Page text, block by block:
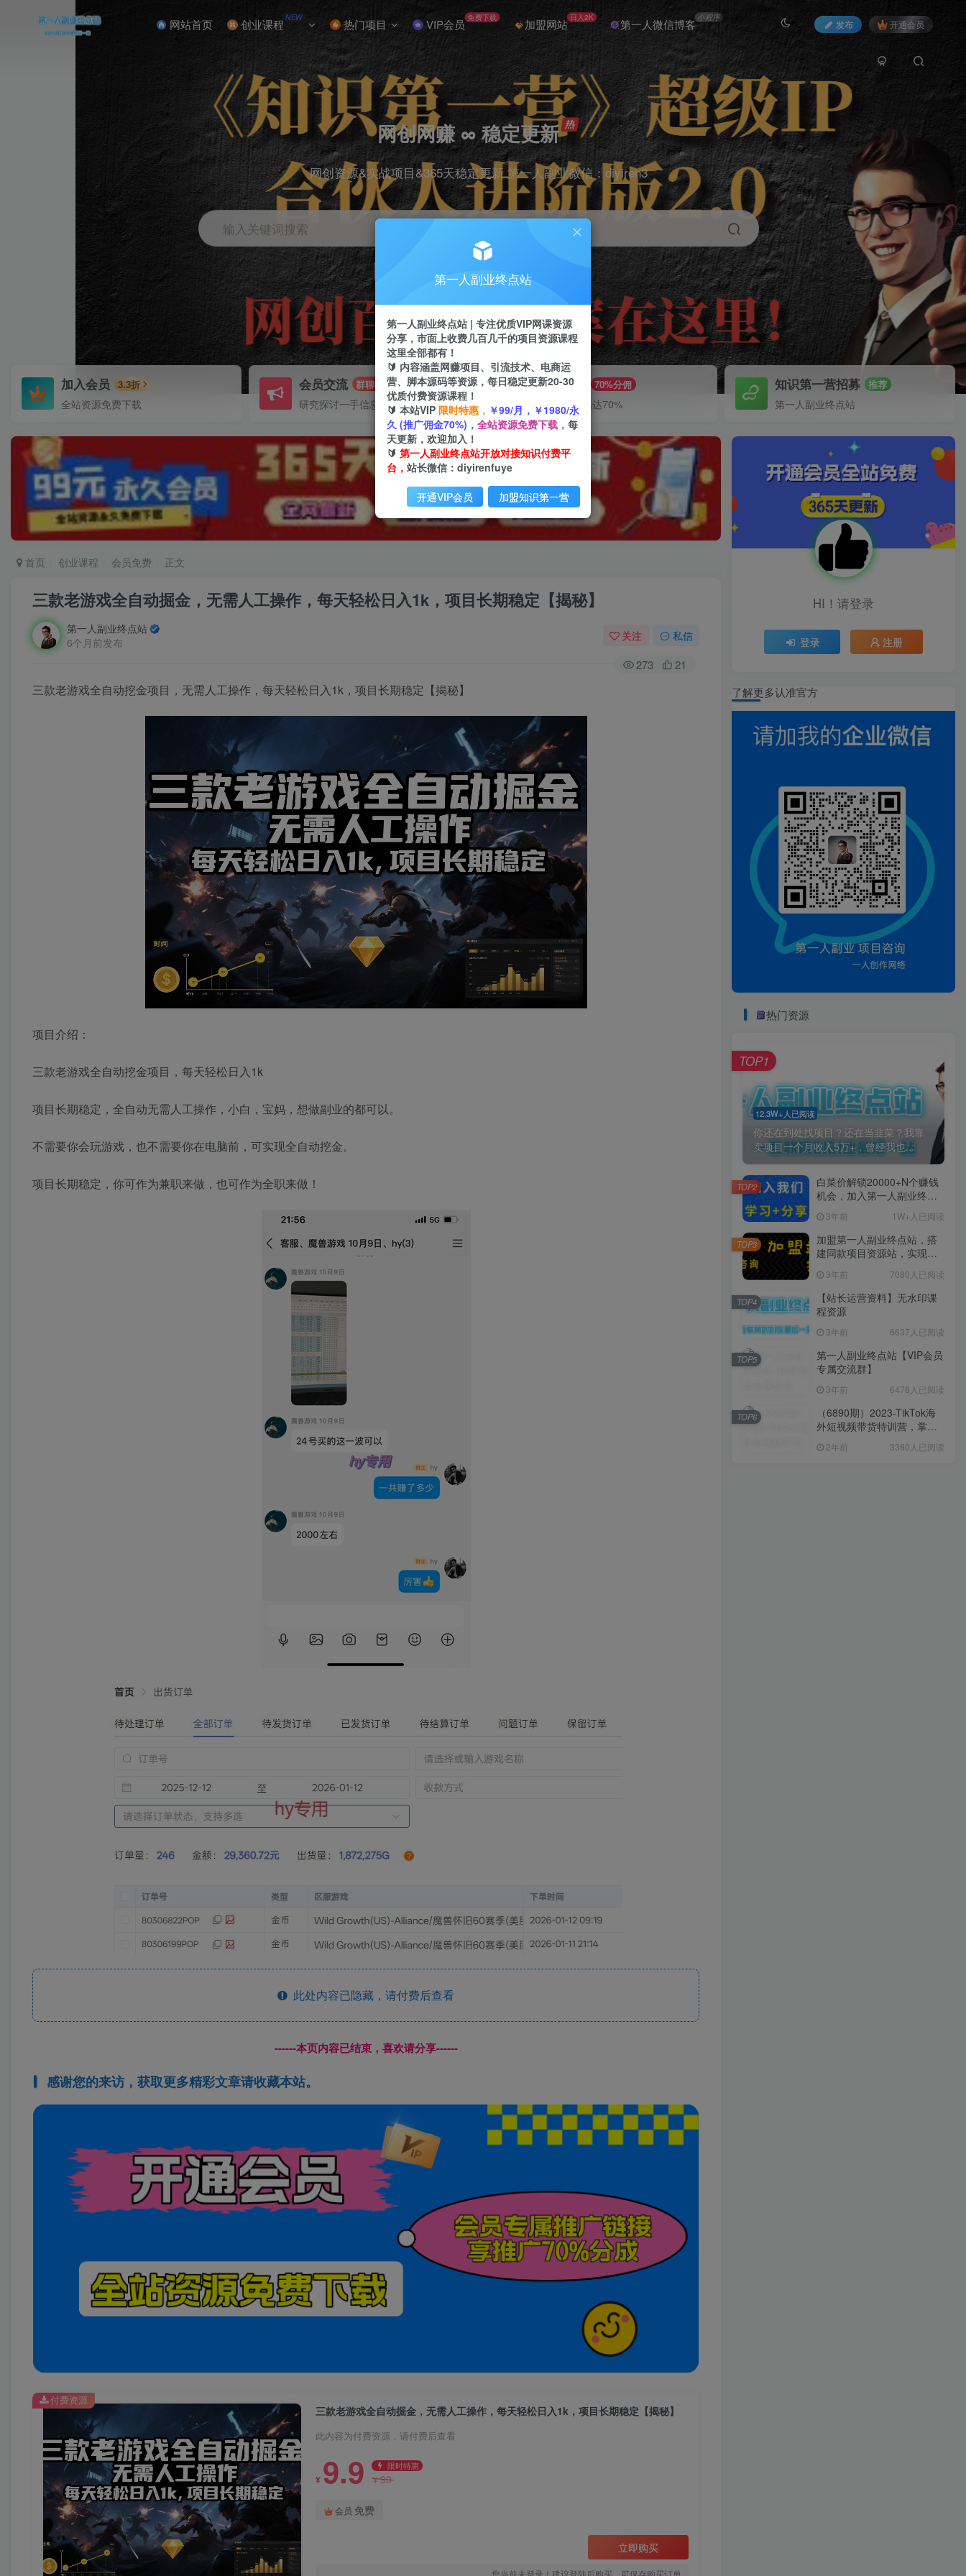
网站首页 创业课程 NEW 热门项目 VIP会员 免费下载 加盟网站 日入2K 第一人微信博客小程序
发布 开通会员
网创网赚 ∞ 稳定更新
网创资源&实战项目&365天稳定更新 第一人副业微信：diyiren3
输入关键词搜索
引流 剪辑 短视频
加入会员 3.3折
全站资源免费下载
会员交流 群聊
研究探讨一手信息差
推广赚钱 70%分佣
推广返佣高达70%
知识第一营招募 推荐
第一人副业终点站
首页 创业课程 会员免费 正文
三款老游戏全自动掘金，无需人工操作，每天轻松日入1k，项目长期稳定【揭秘】
第一人副业终点站
6个月前发布
关注 私信
273 21
三款老游戏全自动挖金项目，无需人工操作，每天轻松日入1k，项目长期稳定【揭秘】
项目介绍：
三款老游戏全自动挖金项目，每天轻松日入1k
项目长期稳定，全自动无需人工操作，小白，宝妈，想做副业的都可以。
不需要你会玩游戏，也不需要你在电脑前，可实现全自动挖金。
项目长期稳定，你可作为兼职来做，也可作为全职来做！
此处内容已隐藏，请付费后查看
------本页内容已结束，喜欢请分享------
感谢您的来访，获取更多精彩文章请收藏本站。
三款老游戏全自动掘金，无需人工操作，每天轻松日入1k，项目长期稳定【揭秘】
此内容为付费资源，请付费后查看
¥ 9.9 限时特惠
¥99
会员 免费
立即购买
付费资源
HI！请登录
登录 注册
了解更多认准官方
热门资源
12.3W+人已阅读
你还在到处找项目？还在当韭菜？我靠
卖项目一个月收入5万+，曾经我也...
TOP1
白菜价解锁20000+N个赚钱
机会，加入第一人副业终点
习。3年前 1W+人已阅读
TOP2
加盟第一人副业终点站，搭
建同款项目资源站，实现日
3年前 7080人已阅读
TOP3
【站长运营资料】无水印课
程资源
3年前 6637人已阅读
TOP4
第一人副业终点站【VIP会员
专属交流群】
3年前 6478人已阅读
TOP5
（6890期）2023-TikTok海
外短视频带货特训营，掌握
（60节课）
2年前 3380人已阅读
TOP6
第一人副业终点站
第一人副业终点站 | 专注优质VIP网课资源
分享，市面上收费几百几千的项目资源课程
这里全部都有！
🔰 内容涵盖网赚项目、引流技术、电商运
营、脚本源码等资源，每日稳定更新20-30
优质付费资源课程！
🔰 本站VIP 限时特惠， ￥99/月，￥1980/永
久 (推广佣金70%)， 全站资源免费下载， 每
天更新，欢迎加入！
🔰 第一人副业终点站开放对接知识付费平
台， 站长微信：diyirenfuye
开通VIP会员 加盟知识第一营